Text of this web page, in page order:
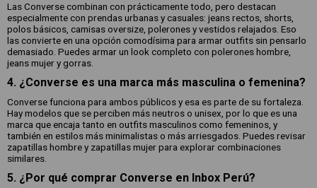
Las Converse combinan con prácticamente todo, pero destacan
especialmente con prendas urbanas y casuales: jeans rectos, shorts,
polos básicos, camisas oversize, polerones y vestidos relajados. Eso
las convierte en una opción comodísima para armar outfits sin pensarlo
demasiado. Puedes armar un look completo con polerones hombre,
jeans mujer y gorras.
4. ¿Converse es una marca más masculina o femenina?
Converse funciona para ambos públicos y esa es parte de su fortaleza.
Hay modelos que se perciben más neutros o unisex, por lo que es una
marca que encaja tanto en outfits masculinos como femeninos, y
también en estilos más minimalistas o más arriesgados. Puedes revisar
zapatillas hombre y zapatillas mujer para explorar combinaciones
similares.
5. ¿Por qué comprar Converse en Inbox Perú?